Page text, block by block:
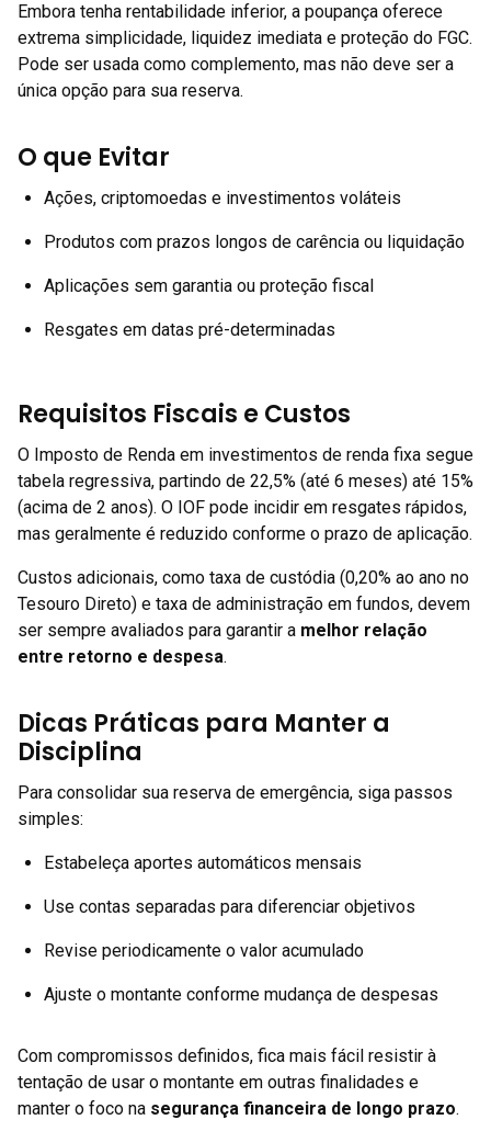
Embora tenha rentabilidade inferior, a poupança oferece
extrema simplicidade, liquidez imediata e proteção do FGC.
Pode ser usada como complemento, mas não deve ser a
única opção para sua reserva.
O que Evitar
Ações, criptomoedas e investimentos voláteis
Produtos com prazos longos de carência ou liquidação
Aplicações sem garantia ou proteção fiscal
Resgates em datas pré-determinadas
Requisitos Fiscais e Custos
O Imposto de Renda em investimentos de renda fixa segue
tabela regressiva, partindo de 22,5% (até 6 meses) até 15%
(acima de 2 anos). O IOF pode incidir em resgates rápidos,
mas geralmente é reduzido conforme o prazo de aplicação.
Custos adicionais, como taxa de custódia (0,20% ao ano no
Tesouro Direto) e taxa de administração em fundos, devem
ser sempre avaliados para garantir a melhor relação
entre retorno e despesa.
Dicas Práticas para Manter a
Disciplina
Para consolidar sua reserva de emergência, siga passos
simples:
Estabeleça aportes automáticos mensais
Use contas separadas para diferenciar objetivos
Revise periodicamente o valor acumulado
Ajuste o montante conforme mudança de despesas
Com compromissos definidos, fica mais fácil resistir à
tentação de usar o montante em outras finalidades e
manter o foco na segurança financeira de longo prazo.